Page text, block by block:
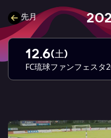
先月
12.6(土)
FC琉球ファンフェスタ